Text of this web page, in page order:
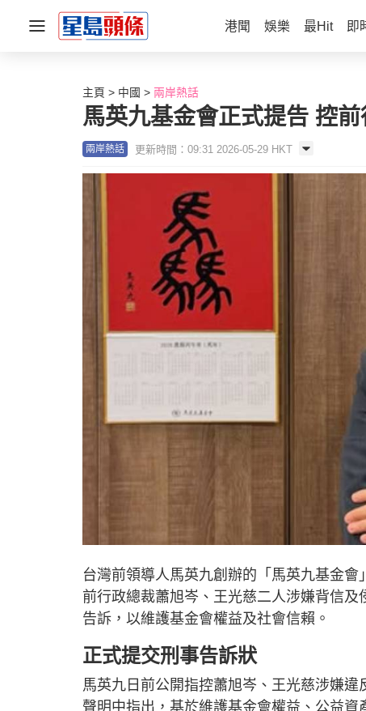
港聞 娛樂 最Hit 即
主頁 中國 兩岸熱話
馬英九基金會正式提告 控
兩岸熱話 更新時間：09:31 2026-05-29 HKT
台灣前領導人馬英九創辦的「馬英九基金
前行政總裁蕭旭岑、王光慈二人涉嫌背信
告訴，以維護基金會權益及社會信賴。
正式提交刑事告訴狀
馬英九日前公開指控蕭旭岑、王光慈涉嫌
聲明中指出，基於維護基金會權益、公益